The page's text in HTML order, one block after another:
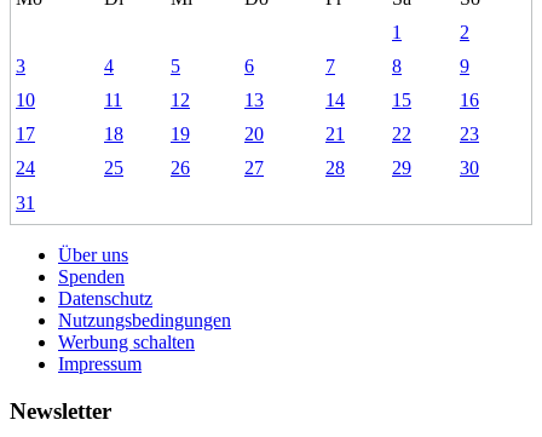
1
2
3
4 5 6 7 8
9
10
11 12 13 14 15
16
17
18 19 20 21 22
23
24
25 26 27 28 29
30
31
Über uns
Spenden
Datenschutz
Nutzungsbedingungen
Werbung schalten
Impressum
Newsletter